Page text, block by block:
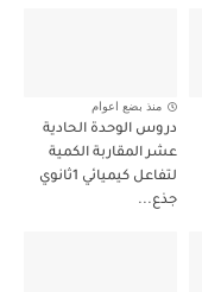
منذ بضع اعوام
دروس الوحدة الحادية
عشر المقاربة الكمية
لتفاعل كيميائي 1ثانوي
جذع...